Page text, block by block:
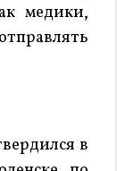
медики,
в